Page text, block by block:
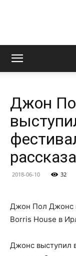
Джон
2018-06-10 32
Джон Пол Джонс
Borris House в
Джонс выступил